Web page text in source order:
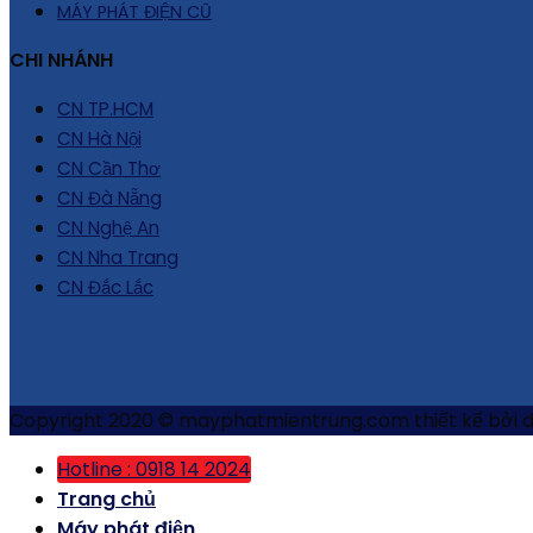
MÁY PHÁT ĐIỆN CŨ
CHI NHÁNH
CN TP.HCM
CN Hà Nội
CN Cần Thơ
CN Đà Nẵng
CN Nghệ An
CN Nha Trang
CN Đắc Lắc
Copyright 2020 © mayphatmientrung.com thiết kế bởi
Hotline : 0918 14 2024
Trang chủ